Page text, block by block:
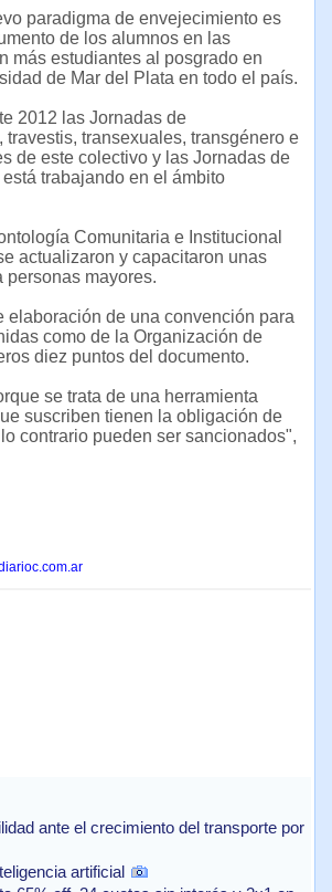
paradigma de envejecimiento es
de los alumnos en las
más estudiantes al posgrado en
de Mar del Plata en todo el país.
2012 las Jornadas de
transexuales, transgénero e
de este colectivo y las Jornadas de
trabajando en el ámbito
Comunitaria e Institucional
actualizaron y capacitaron unas
personas mayores.
de una convención para
como de la Organización de
diez puntos del documento.
se trata de una herramienta
suscriben tienen la obligación de
contrario pueden ser sancionados",
ante el crecimiento del transporte por
artificial